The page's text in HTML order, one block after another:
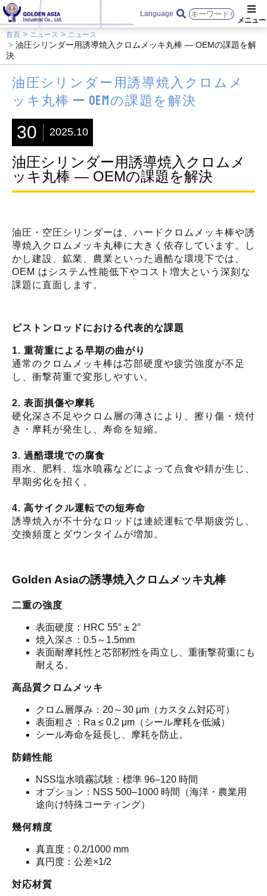
Language
首頁 ニュース ニュース
油圧シリンダー用誘導焼入クロムメッキ丸棒 — OEMの課題を解
決
油圧シリンダー用誘導焼入クロムメ
ッキ丸棒 — OEMの課題を解決
30 2025.10
油圧シリンダー用誘導焼入クロムメ
ッキ丸棒 — OEMの課題を解決
油圧・空圧シリンダーは、ハードクロムメッキ棒や誘
導焼入クロムメッキ丸棒に大きく依存しています。し
かし建設、鉱業、農業といった過酷な環境下では、
OEM はシステム性能低下やコスト増大という深刻な
課題に直面します。
ピストンロッドにおける代表的な課題
1. 重荷重による早期の曲がり
通常のクロムメッキ棒は芯部硬度や疲労強度が不足
し、衝撃荷重で変形しやすい。
2. 表面損傷や摩耗
硬化深さ不足やクロム層の薄さにより、擦り傷・焼付
き・摩耗が発生し、寿命を短縮。
3. 過酷環境での腐食
雨水、肥料、塩水噴霧などによって点食や錆が生じ、
早期劣化を招く。
4. 高サイクル運転での短寿命
誘導焼入が不十分なロッドは連続運転で早期疲労し、
交換頻度とダウンタイムが増加。
Golden Asiaの誘導焼入クロムメッキ丸棒
二重の強度
表面硬度：HRC 55° ± 2°
焼入深さ：0.5～1.5mm
表面耐摩耗性と芯部靭性を両立し、重衝撃荷重にも
耐える。
高品質クロムメッキ
クロム層厚み：20～30 μm（カスタム対応可）
表面粗さ：Ra ≤ 0.2 μm（シール摩耗を低減）
シール寿命を延長し、摩耗を防止。
防錆性能
NSS塩水噴霧試験：標準 96–120 時間
オプション：NSS 500–1000 時間（海洋・農業用
途向け特殊コーティング）
幾何精度
真直度：0.2/1000 mm
真円度：公差×1/2
対応材質